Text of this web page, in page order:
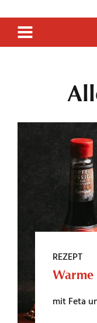
FEINKOST
REZEPT
Warme
mit Feta